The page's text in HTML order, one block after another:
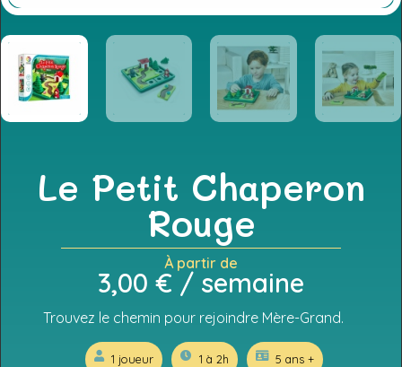
Le Petit Chaperon
Rouge
À partir de
3,00 € / semaine
Trouvez le chemin pour rejoindre Mère-Grand.
1 joueur 1 à 2h 5 ans +